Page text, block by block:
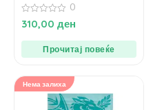
0
од
0
310,00 ден
Прочитај повеќе
Нема залиха